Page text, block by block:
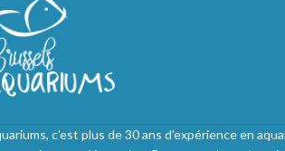
c'est plus de 30 ans d'expérience en